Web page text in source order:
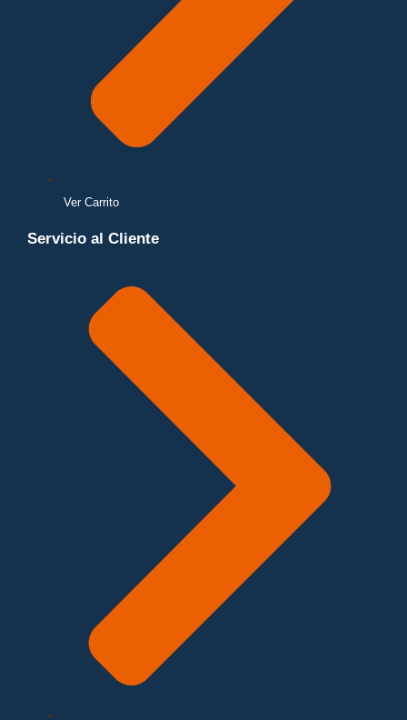
Ver Carrito
Servicio al Cliente